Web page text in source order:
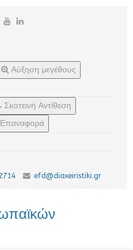
Αύξηση μεγέθους
Σκοτεινή Αντίθεση
Επαναφορά
efd@diaxeiristiki.gr